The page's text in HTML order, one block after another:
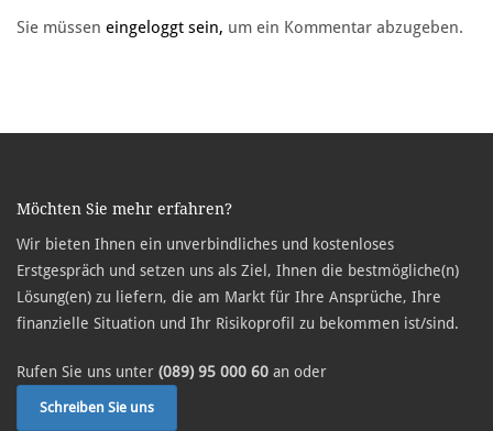
Sie müssen eingeloggt sein, um ein Kommentar abzugeben.
Möchten Sie mehr erfahren?
Wir bieten Ihnen ein unverbindliches und kostenloses
Erstgespräch und setzen uns als Ziel, Ihnen die bestmögliche(n)
Lösung(en) zu liefern, die am Markt für Ihre Ansprüche, Ihre
finanzielle Situation und Ihr Risikoprofil zu bekommen ist/sind.
Rufen Sie uns unter (089) 95 000 60 an oder
Schreiben Sie uns